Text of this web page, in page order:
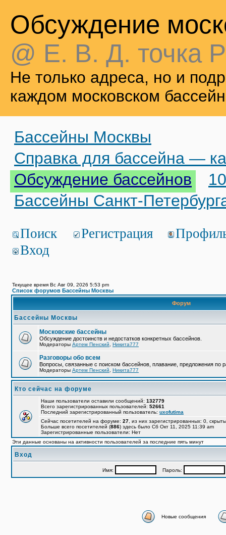
Обсуждение
@ Е. В. Д. точка
Не только адреса, но и
каждом московском
Бассейны Москвы
Справка для бассейна —
Обсуждение бассейнов
Бассейны Санкт-
Поиск Регистрация
Вход
Текущее время Вс Авг 09, 2026 5:53 pm
Список форумов Бассейны Москвы
Форум
Бассейны Москвы
Московские бассейны
Обсуждение достоинств и недостатков конкретных бассейнов.
Модераторы Артем Пенский Никита777
Разговоры обо всем
Вопросы, связанные с поиском бассейнов, плавание, предложения по
Модераторы Артем Пенский Никита777
Кто сейчас на форуме
Наши пользователи оставили сообщений: 132779
Всего зарегистрированных пользователей: 52661
Последний зарегистрированный пользователь: uxofutima
Сейчас посетителей на форуме: 27 , из них зарегистрированных: 0,
Больше всего посетителей (886) здесь было Сб Окт 11, 2025 11:39 am
Зарегистрированные пользователи: Нет
Эти данные основаны на активности пользователей за последние пять минут
Вход
Имя: Пароль:
Новые сообщения